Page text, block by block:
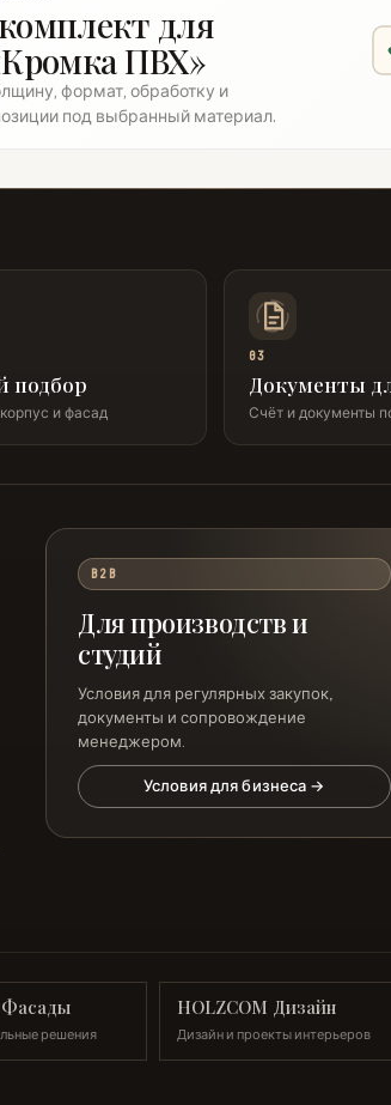
для
ПВХ»
формат, обработку и
под выбранный материал.
подбор
и фасад
03
Документы
Счёт и документы
B2B
Для производств и
студий
Условия для регулярных закупок,
документы и сопровождение
менеджером.
Условия для бизнеса →
Фасады
решения
HOLZCOM Дизайн
Дизайн и проекты интерьеров